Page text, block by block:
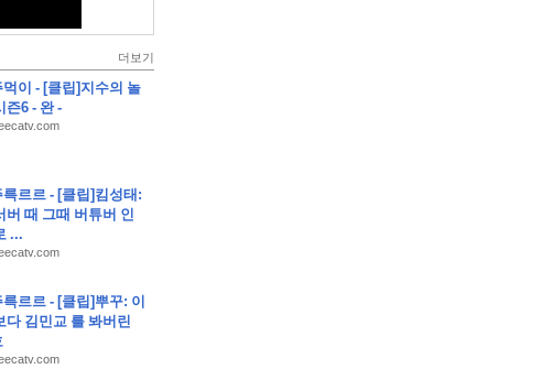
유형은?)
다. KBO 정규시즌 한 팀당 치르는 경수는 총 몇 경기 일까요?)
더보기
먹이 - [클립]지수의 놀
즌6 - 완 -
륵르르 - [클립]킴성태:
버 때 그때 버튜버 인
...
르르 - [클립]뿌꾸: 이
다 김민교 를 봐버린